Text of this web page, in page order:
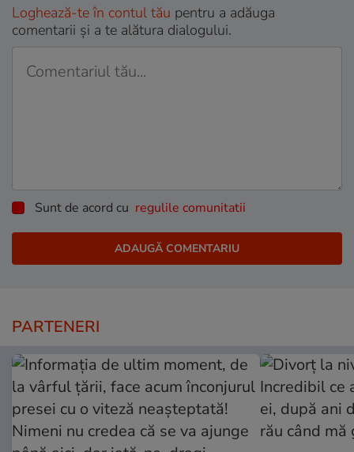
Loghează-te în contul tău pentru a adăuga
comentarii și a te alătura dialogului.
Sunt de acord cu regulile comunitatii
PARTENERI